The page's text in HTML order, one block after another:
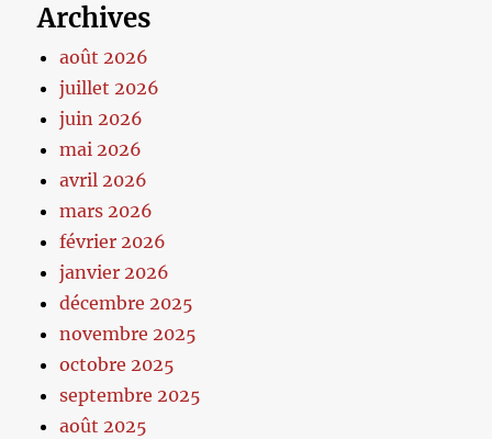
Archives
août 2026
juillet 2026
juin 2026
mai 2026
avril 2026
mars 2026
février 2026
janvier 2026
décembre 2025
novembre 2025
octobre 2025
septembre 2025
août 2025